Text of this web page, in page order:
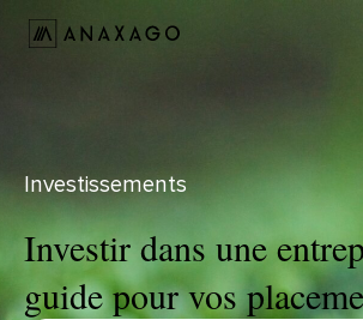
Groupe Anaxago
Ressources
Investissements
Investir dans une
guide pour vos